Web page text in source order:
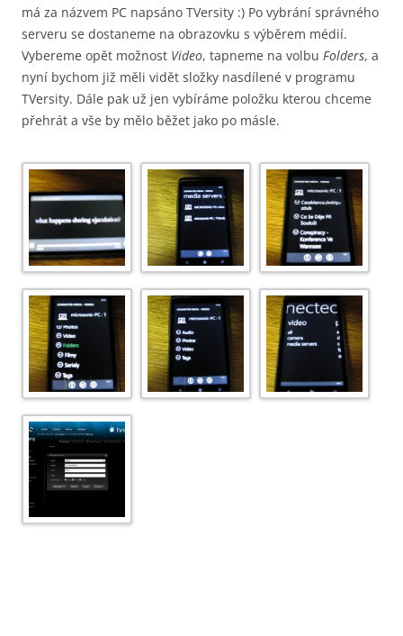
má za názvem PC napsáno TVersity :) Po vybrání správného
serveru se dostaneme na obrazovku s výběrem médií.
Vybereme opět možnost Video, tapneme na volbu Folders, a
nyní bychom již měli vidět složky nasdílené v programu
TVersity. Dále pak už jen vybíráme položku kterou chceme
přehrát a vše by mělo běžet jako po másle.